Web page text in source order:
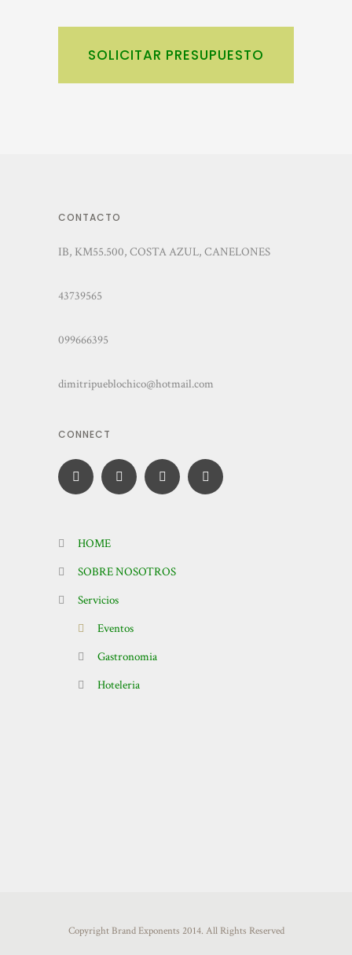
SOLICITAR PRESUPUESTO
CONTACTO
IB, KM55.500, COSTA AZUL, CANELONES
43739565
099666395
dimitripueblochico@hotmail.com
CONNECT
HOME
SOBRE NOSOTROS
Servicios
Eventos
Gastronomia
Hoteleria
Copyright Brand Exponents 2014. All Rights Reserved